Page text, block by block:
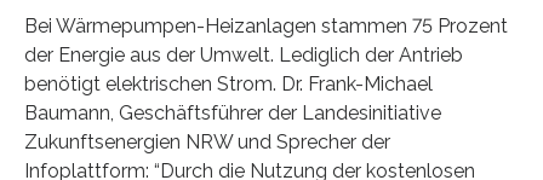
Bei Wärmepumpen-Heizanlagen stammen 75 Prozent
der Energie aus der Umwelt. Lediglich der Antrieb
benötigt elektrischen Strom. Dr. Frank-Michael
Baumann, Geschäftsführer der Landesinitiative
Zukunftsenergien NRW und Sprecher der
Infoplattform: “Durch die Nutzung der kostenlosen